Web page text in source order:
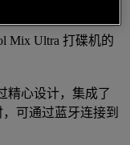
Mix Ultra 打碟机的
精心设计，集成了
可通过蓝牙连接到